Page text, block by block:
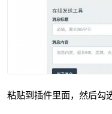
粘贴到插件里面，然后勾